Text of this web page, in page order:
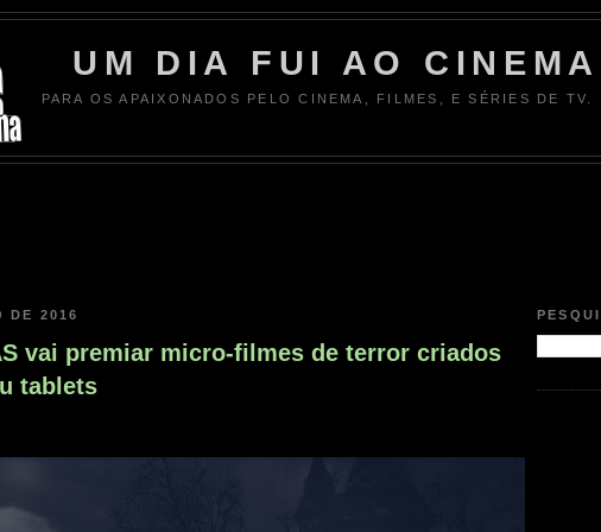
UM DIA FUI AO CINEMA
PARA OS APAIXONADOS PELO CINEMA, FILMES, E SÉRIES DE TV.
DE 2016
vai premiar micro-filmes de terror criados
tablets